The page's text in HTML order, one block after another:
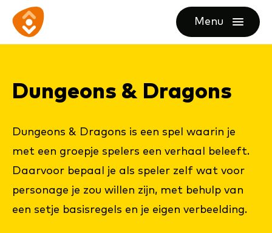
direct
content
direct
footer
Ga
naar
Menu
openen
Dun­ge­ons & Dra­gons
Dungeons & Dragons is een spel waarin je
met een groepje spelers een verhaal beleeft.
Daarvoor bepaal je als speler zelf wat voor
personage je zou willen zijn, met behulp van
een setje basisregels en je eigen verbeelding.